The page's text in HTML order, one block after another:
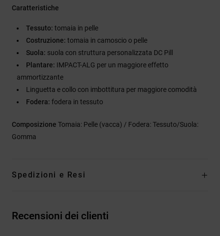
Caratteristiche
Tessuto: tomaia in pelle
Costruzione: tomaia in camoscio o pelle
Suola: suola con struttura personalizzata DC Pill
Plantare: IMPACT-ALG per un maggiore effetto
ammortizzante
Linguetta e collo con imbottitura per maggiore comodità
Fodera: fodera in tessuto
Composizione Tomaia: Pelle (vacca) / Fodera: Tessuto/Suola:
Gomma
Spedizioni e Resi
Recensioni dei clienti